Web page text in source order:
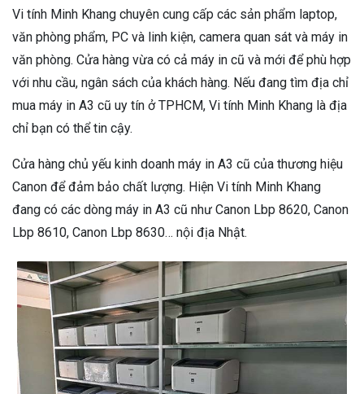
Vi tính Minh Khang chuyên cung cấp các sản phẩm laptop,
văn phòng phẩm, PC và linh kiện, camera quan sát và máy in
văn phòng. Cửa hàng vừa có cả máy in cũ và mới để phù hợp
với nhu cầu, ngân sách của khách hàng. Nếu đang tìm địa chỉ
mua máy in A3 cũ uy tín ở TPHCM, Vi tính Minh Khang là địa
chỉ bạn có thể tin cậy.
Cửa hàng chủ yếu kinh doanh máy in A3 cũ của thương hiệu
Canon để đảm bảo chất lượng. Hiện Vi tính Minh Khang
đang có các dòng máy in A3 cũ như Canon Lbp 8620, Canon
Lbp 8610, Canon Lbp 8630… nội địa Nhật.